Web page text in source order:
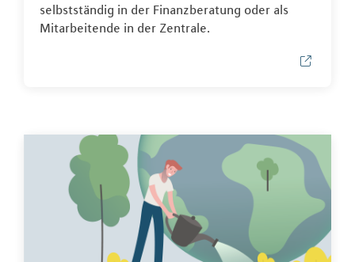
selbstständig in der Finanzberatung oder als
Mitarbeitende in der Zentrale.